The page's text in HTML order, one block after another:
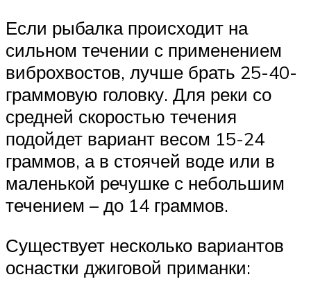
Если рыбалка происходит на
сильном течении с применением
виброхвостов, лучше брать 25-40-
граммовую головку. Для реки со
средней скоростью течения
подойдет вариант весом 15-24
граммов, а в стоячей воде или в
маленькой речушке с небольшим
течением – до 14 граммов.
Существует несколько вариантов
оснастки джиговой приманки: